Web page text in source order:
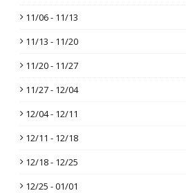
11/06 - 11/13
11/13 - 11/20
11/20 - 11/27
11/27 - 12/04
12/04 - 12/11
12/11 - 12/18
12/18 - 12/25
12/25 - 01/01